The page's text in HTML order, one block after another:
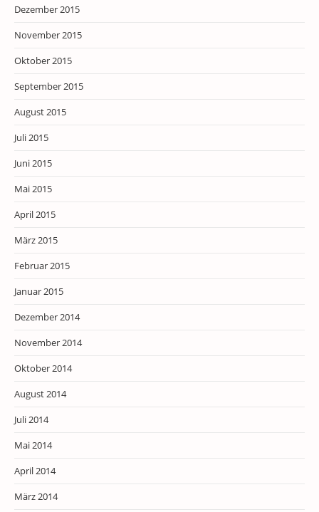
Dezember 2015
November 2015
Oktober 2015
September 2015
August 2015
Juli 2015
Juni 2015
Mai 2015
April 2015
März 2015
Februar 2015
Januar 2015
Dezember 2014
November 2014
Oktober 2014
August 2014
Juli 2014
Mai 2014
April 2014
März 2014